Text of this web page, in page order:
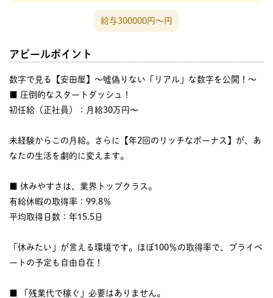
給与300000円〜円
アピールポイント
数字で見る【安田屋】～嘘偽りない「リアル」な数字を公開！～
■ 圧倒的なスタートダッシュ！
初任給（正社員）：月給30万円〜
未経験からこの月給。さらに【年2回のリッチなボーナス】が、あ
なたの生活を劇的に変えます。
■ 休みやすさは、業界トップクラス。
有給休暇の取得率：99.8％
平均取得日数：年15.5日
「休みたい」が言える環境です。ほぼ100％の取得率で、プライベ
ートの予定も自由自在！
■ 「残業代で稼ぐ」必要はありません。